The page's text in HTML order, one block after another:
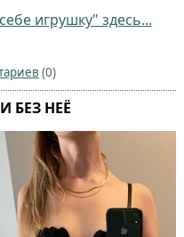
игрушку" здесь...
(0)
БЕЗ НЕЁ